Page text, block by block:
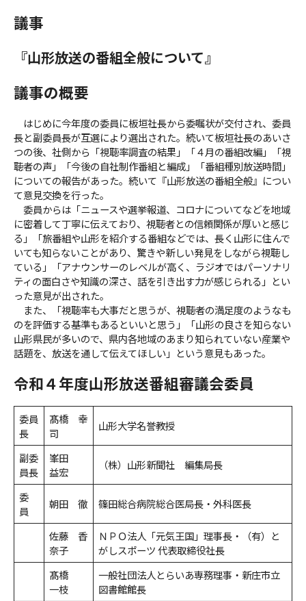
議事
『山形放送の番組全般について』
議事の概要
はじめに今年度の委員に板垣社長から委嘱状が交付され、委員
長と副委員長が互選により選出された。続いて板垣社長のあいさ
つの後、社側から「視聴率調査の結果」「４月の番組改編」「視
聴者の声」「今後の自社制作番組と編成」「番組種別放送時間」
についての報告があった。続いて『山形放送の番組全般』につい
て意見交換を行った。
委員からは「ニュースや選挙報道、コロナについてなどを地域
に密着して丁寧に伝えており、視聴者との信頼関係が厚いと感じ
る」「旅番組や山形を紹介する番組などでは、長く山形に住んで
いても知らないことがあり、驚きや新しい発見をしながら視聴し
ている」「アナウンサーのレベルが高く、ラジオではパーソナリ
ティの面白さや知識の深さ、話を引き出す力が感じられる」とい
った意見が出された。
また、「視聴率も大事だと思うが、視聴者の満足度のようなも
のを評価する基準もあるといいと思う」「山形の良さを知らない
山形県民が多いので、県内各地域のあまり知られていない産業や
話題を、放送を通して伝えてほしい」という意見もあった。
令和４年度山形放送番組審議会委員
委員
長
髙橋 幸
司
山形大学名誉教授
副委
員長
峯田
益宏
（株）山形新聞社 編集局長
委
員
朝田 徹 篠田総合病院総合医局長・外科医長
佐藤 香
奈子
ＮＰＯ法人「元気王国」理事長・（有）と
がしスポーツ 代表取締役社長
髙橋
一枝
一般社団法人とらいあ専務理事・新庄市立
図書館館長